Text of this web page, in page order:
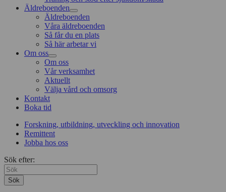
Äldreboenden
Äldreboenden
Våra äldreboenden
Så får du en plats
Så här arbetar vi
Om oss
Om oss
Vår verksamhet
Aktuellt
Välja vård och omsorg
Kontakt
Boka tid
Forskning, utbildning, utveckling och innovation
Remittent
Jobba hos oss
Sök efter:
Sök